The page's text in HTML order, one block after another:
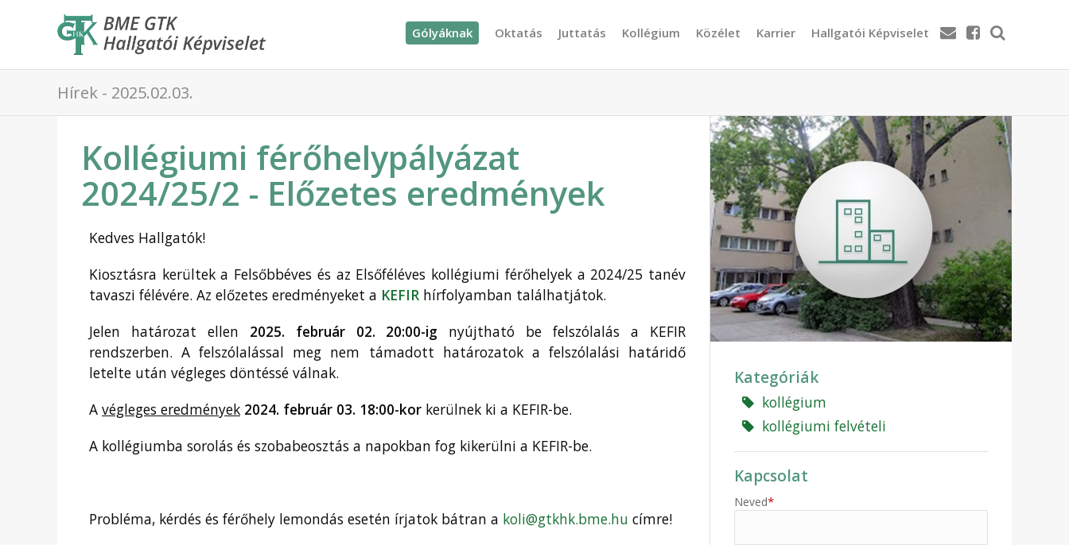
Gólyáknak Oktatás Juttatás Kollégium Közélet Karrier Hallgatói Képviselet
Hírek - 2025.02.03.
Kollégiumi férőhelypályázat
2024/25/2 - Előzetes eredmények
Kedves Hallgatók!
Kiosztásra kerültek a Felsőbbéves és az Elsőféléves kollégiumi férőhelyek a 2024/25 tanév
tavaszi félévére. Az előzetes eredményeket a KEFIR hírfolyamban találhatjátok.
Jelen határozat ellen 2025. február 02. 20:00-ig nyújtható be felszólalás a KEFIR
rendszerben. A felszólalással meg nem támadott határozatok a felszólalási határidő
letelte után végleges döntéssé válnak.
A végleges eredmények 2024. február 03. 18:00-kor kerülnek ki a KEFIR-be.
A kollégiumba sorolás és szobabeosztás a napokban fog kikerülni a KEFIR-be.
Probléma, kérdés és férőhely lemondás esetén írjatok bátran a koli@gtkhk.bme.hu címre!
Kategóriák
kollégium
kollégiumi felvételi
Kapcsolat
Neved*